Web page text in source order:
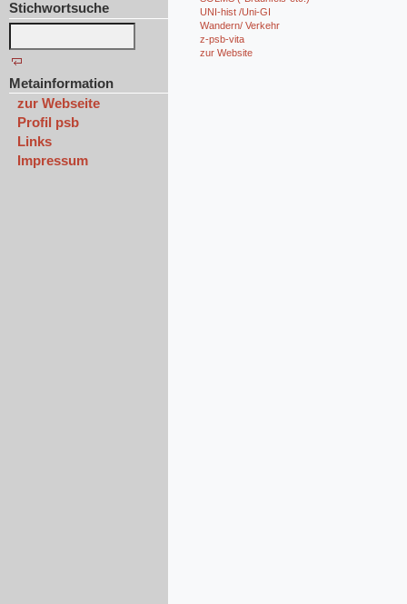
Stichwortsuche
Metainformation
zur Webseite
Profil psb
Links
Impressum
UNI-hist /Uni-GI
Wandern/ Verkehr
z-psb-vita
zur Website